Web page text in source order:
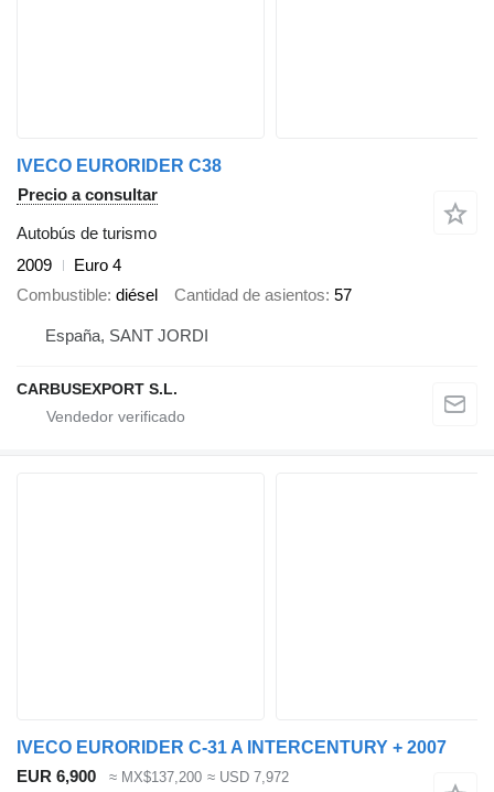
IVECO EURORIDER C38
Precio a consultar
Autobús de turismo
2009
Euro 4
Combustible diésel Cantidad de asientos 57
España, SANT JORDI
CARBUSEXPORT S.L.
IVECO EURORIDER C-31 A INTERCENTURY + 2007
EUR 6,900
≈ MX$137,200 ≈ USD 7,972